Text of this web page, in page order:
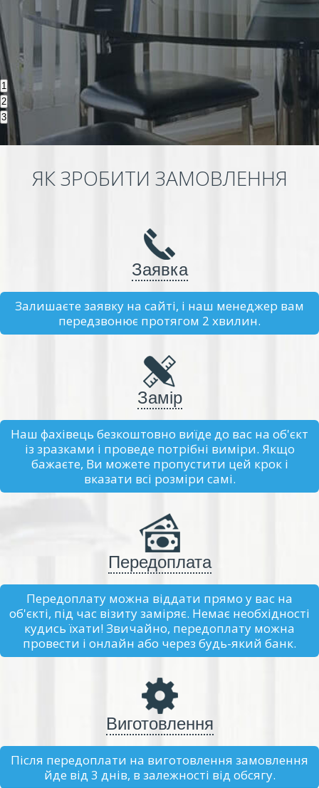
1
2
3
ЯК ЗРОБИТИ ЗАМОВЛЕННЯ
Заявка
Залишаєте заявку на сайті, і наш менеджер вам
передзвонює протягом 2 хвилин.
Замір
Наш фахівець безкоштовно виїде до вас на об'єкт
із зразками і проведе потрібні виміри. Якщо
бажаєте, Ви можете пропустити цей крок і
вказати всі розміри самі.
Передоплата
Передоплату можна віддати прямо у вас на
об'єкті, під час візиту заміряє. Немає необхідності
кудись їхати! Звичайно, передоплату можна
провести і онлайн або через будь-який банк.
Виготовлення
Після передоплати на виготовлення замовлення
йде від 3 днів, в залежності від обсягу.